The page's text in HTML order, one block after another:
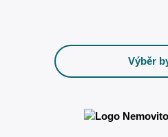
Výběr